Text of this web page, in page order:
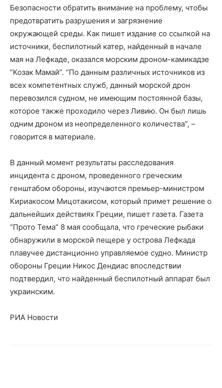
Безопасности обратить внимание на проблему, чтобы
предотвратить разрушения и загрязнение
окружающей среды. Как пишет издание со ссылкой на
источники, беспилотный катер, найденный в начале
мая на Лефкаде, оказался морским дроном-камикадзе
“Козак Мамай”. “По данным различных источников из
всех компетентных служб, данный морской дрон
перевозился судном, не имеющим постоянной базы,
которое также проходило через Ливию. Он был лишь
одним дроном из неопределенного количества”, –
говорится в материале.
В данный момент результаты расследования
инцидента с дроном, проведенного греческим
генштабом обороны, изучаются премьер-министром
Кириакосом Мицотакисом, который примет решение о
дальнейших действиях Греции, пишет газета. Газета
“Прото Тема” 8 мая сообщала, что греческие рыбаки
обнаружили в морской пещере у острова Лефкада
плавучее дистанционно управляемое судно. Министр
обороны Греции Никос Дендиас впоследствии
подтвердил, что найденный беспилотный аппарат был
украинским.
РИА Новости